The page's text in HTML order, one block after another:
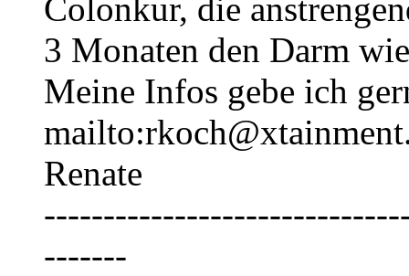
Colonkur, die
3 Monaten den Darm
Meine Infos gebe ich
Renate
-------